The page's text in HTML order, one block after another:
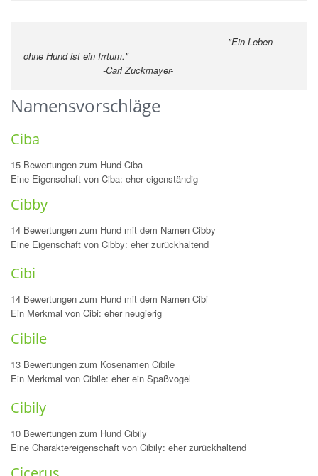
"Ein Leben
ohne Hund ist ein Irrtum."
-Carl Zuckmayer-
Namensvorschläge
Ciba
15 Bewertungen zum Hund Ciba
Eine Eigenschaft von Ciba: eher eigenständig
Cibby
14 Bewertungen zum Hund mit dem Namen Cibby
Eine Eigenschaft von Cibby: eher zurückhaltend
Cibi
14 Bewertungen zum Hund mit dem Namen Cibi
Ein Merkmal von Cibi: eher neugierig
Cibile
13 Bewertungen zum Kosenamen Cibile
Ein Merkmal von Cibile: eher ein Spaßvogel
Cibily
10 Bewertungen zum Hund Cibily
Eine Charaktereigenschaft von Cibily: eher zurückhaltend